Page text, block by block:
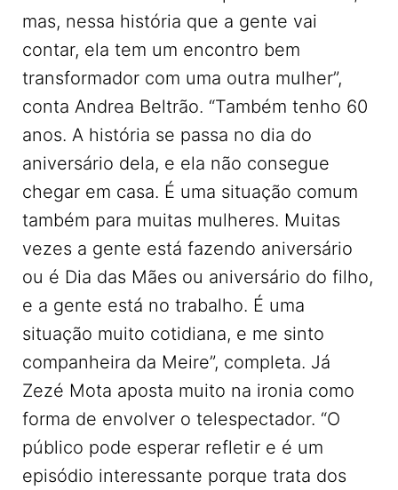
mas, nessa história que a gente vai
contar, ela tem um encontro bem
transformador com uma outra mulher”,
conta Andrea Beltrão. “Também tenho 60
anos. A história se passa no dia do
aniversário dela, e ela não consegue
chegar em casa. É uma situação comum
também para muitas mulheres. Muitas
vezes a gente está fazendo aniversário
ou é Dia das Mães ou aniversário do filho,
e a gente está no trabalho. É uma
situação muito cotidiana, e me sinto
companheira da Meire”, completa. Já
Zezé Mota aposta muito na ironia como
forma de envolver o telespectador. “O
público pode esperar refletir e é um
episódio interessante porque trata dos